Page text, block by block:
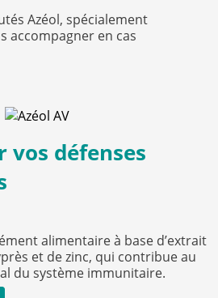
Azéol, spécialement
accompagner en cas
vos défenses
alimentaire à base d’extrait
et de zinc, qui contribue au
du système immunitaire.